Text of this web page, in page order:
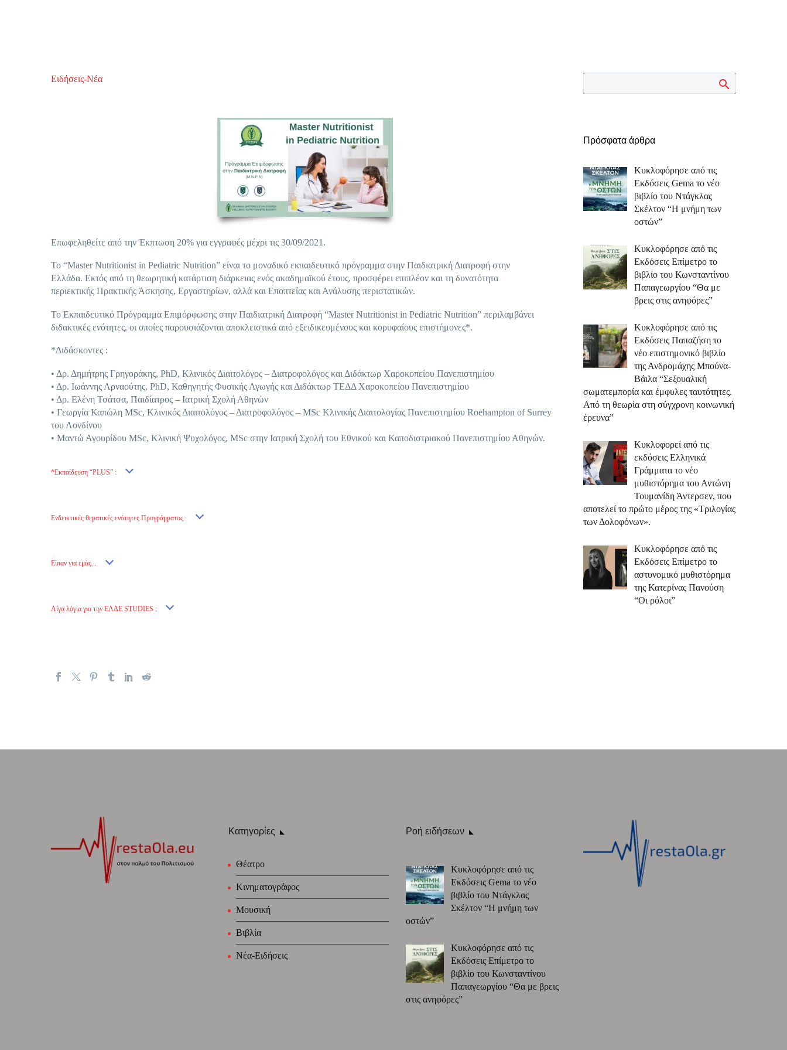
Ειδήσεις-Νέα
Επωφεληθείτε από την Έκπτωση 20% για εγγραφές μέχρι τις 30/09/2021.
Το “Master Nutritionist in Pediatric Nutrition” είναι το μοναδικό εκπαιδευτικό πρόγραμμα στην Παιδιατρική Διατροφή στην
Ελλάδα. Εκτός από τη θεωρητική κατάρτιση διάρκειας ενός ακαδημαϊκού έτους, προσφέρει επιπλέον και τη δυνατότητα
περιεκτικής Πρακτικής Άσκησης, Εργαστηρίων, αλλά και Εποπτείας και Ανάλυσης περιστατικών.
Το Εκπαιδευτικό Πρόγραμμα Επιμόρφωσης στην Παιδιατρική Διατροφή “Master Nutritionist in Pediatric Nutrition” περιλαμβάνει
διδακτικές ενότητες, οι οποίες παρουσιάζονται αποκλειστικά από εξειδικευμένους και κορυφαίους επιστήμονες*.
*Διδάσκοντες :
• Δρ. Δημήτρης Γρηγοράκης, PhD, Κλινικός Διαιτολόγος – Διατροφολόγος και Διδάκτωρ Χαροκοπείου Πανεπιστημίου
• Δρ. Ιωάννης Αρναούτης, PhD, Καθηγητής Φυσικής Αγωγής και Διδάκτωρ ΤΕΔΔ Χαροκοπείου Πανεπιστημίου
• Δρ. Ελένη Τσάτσα, Παιδίατρος – Ιατρική Σχολή Αθηνών
• Γεωργία Καπώλη MSc, Κλινικός Διαιτολόγος – Διατροφολόγος – MSc Κλινικής Διαιτολογίας Πανεπιστημίου Roehampton of Surrey
του Λονδίνου
• Μαντώ Αγουρίδου MSc, Κλινική Ψυχολόγος, MSc στην Ιατρική Σχολή του Εθνικού και Καποδιστριακού Πανεπιστημίου Αθηνών.
*Εκπαίδευση “PLUS” :
Ενδεικτικές θεματικές ενότητες Προγράμματος :
Είπαν για εμάς...
Λίγα λόγια για την ΕΛΔΕ STUDIES :
Πρόσφατα άρθρα
Κυκλοφόρησε από τις
Εκδόσεις Gema το νέο
βιβλίο του Ντάγκλας
Σκέλτον “Η μνήμη των
οστών”
Κυκλοφόρησε από τις
Εκδόσεις Επίμετρο το
βιβλίο του Κωνσταντίνου
Παπαγεωργίου “Θα με
βρεις στις ανηφόρες”
Κυκλοφόρησε από τις
Εκδόσεις Παπαζήση το
νέο επιστημονικό βιβλίο
της Ανδρομάχης Μπούνα-
Βάιλα “Σεξουαλική
σωματεμπορία και έμφυλες ταυτότητες.
Από τη θεωρία στη σύγχρονη κοινωνική
έρευνα”
Κυκλοφορεί από τις
εκδόσεις Ελληνικά
Γράμματα το νέο
μυθιστόρημα του Αντώνη
Τουμανίδη Άντερσεν, που
αποτελεί το πρώτο μέρος της «Τριλογίας
των Δολοφόνων».
Κυκλοφόρησε από τις
Εκδόσεις Επίμετρο το
αστυνομικό μυθιστόρημα
της Κατερίνας Πανούση
“Οι ρόλοι”
Κατηγορίες
Θέατρο
Κινηματογράφος
Μουσική
Βιβλία
Νέα-Ειδήσεις
Ροή ειδήσεων
Κυκλοφόρησε από τις
Εκδόσεις Gema το νέο
βιβλίο του Ντάγκλας
Σκέλτον “Η μνήμη των
οστών”
Κυκλοφόρησε από τις
Εκδόσεις Επίμετρο το
βιβλίο του Κωνσταντίνου
Παπαγεωργίου “Θα με βρεις
στις ανηφόρες”